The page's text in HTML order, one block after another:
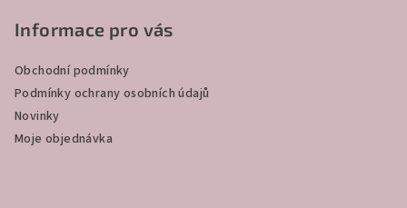
Informace pro vás
Obchodní podmínky
Podmínky ochrany osobních údajů
Novinky
Moje objednávka